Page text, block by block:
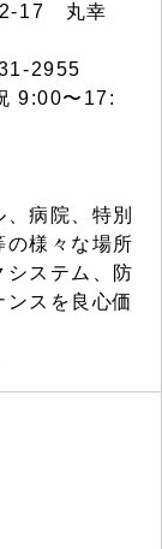
2-17 丸幸
2955
9:00〜17:
病院、特別
の様々な場所
システム、防
スを良心価